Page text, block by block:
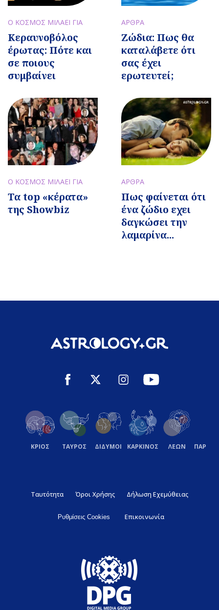
Ο ΚΟΣΜΟΣ ΜΙΛΑΕΙ ΓΙΑ
Κεραυνοβόλος
έρωτας: Πότε και
σε ποιους
συμβαίνει
ΑΡΘΡΑ
Ζώδια: Πως θα
καταλάβετε ότι
σας έχει
ερωτευτεί;
Ο ΚΟΣΜΟΣ ΜΙΛΑΕΙ ΓΙΑ
Τα top «κέρατα»
της Showbiz
ΑΡΘΡΑ
Πως φαίνεται ότι
ένα ζώδιο εχει
δαγκώσει την
λαμαρίνα...
ΚΡΙΟΣ ΤΑΥΡΟΣ ΔΙΔΥΜΟΙ ΚΑΡΚΙΝΟΣ ΛΕΩΝ
Ταυτότητα Όροι Χρήσης Δήλωση Εχεμύθειας
Ρυθμίσεις Cookies Επικοινωνία